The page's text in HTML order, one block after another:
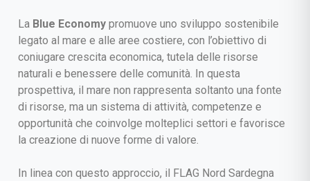
La Blue Economy promuove uno sviluppo sostenibile
legato al mare e alle aree costiere, con l’obiettivo di
coniugare crescita economica, tutela delle risorse
naturali e benessere delle comunità. In questa
prospettiva, il mare non rappresenta soltanto una fonte
di risorse, ma un sistema di attività, competenze e
opportunità che coinvolge molteplici settori e favorisce
la creazione di nuove forme di valore.
In linea con questo approccio, il FLAG Nord Sardegna